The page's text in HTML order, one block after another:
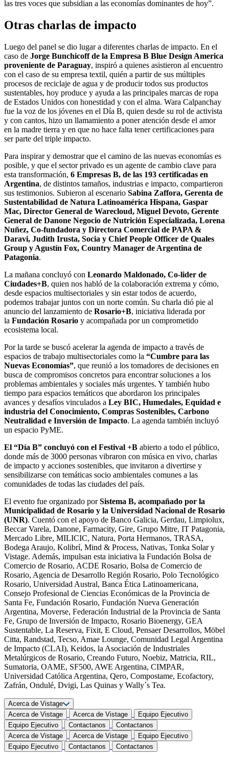
las tres voces que subsidian a las economías dominantes de hoy”.
Otras charlas de impacto
Luego del panel se dio lugar a diferentes charlas de impacto. En el
caso de Jorge Bunchicoff de la Empresa B Blue Design America
proveniente de Paraguay, inspiró a quienes asistieron al encuentro
con el caso de su empresa textil, quién a partir de sus múltiples
procesos de reciclaje de agua y de producir todos sus productos
sustentables, hoy produce y ayuda a las principales marcas de ropa
de Estados Unidos con honestidad y con el alma. Wara Calpanchay
fue la voz de los jóvenes en el Día B, quien desde su rol de activista
y con cantos, hizo un llamamiento a poner atención desde el amor
en la madre tierra y en que no hace falta tener certificaciones para
ser parte del triple impacto.
Para inspirar y demostrar que el camino de las nuevas economías es
posible, y que el sector privado es un agente de cambio clave para
esta transformación, 6 Empresas B, de las 193 certificadas en
Argentina, de distintos tamaños, industrias e impacto, compartieron
sus testimonios. Subieron al escenario Sabina Zaffora, Gerenta de
Sustentabilidad de Natura Latinoamérica Hispana, Gaspar
Mac, Director General de Warecloud, Miguel Devoto, Gerente
General de Danone Negocio de Nutrición Especializada, Lorena
Nuñez, Co-fundadora y Directora Comercial de PAPA &
Daravi, Judith Irusta, Socia y Chief People Officer de Quales
Group y Agustín Fox, Country Manager de Argentina de
Patagonia.
La mañana concluyó con Leonardo Maldonado, Co-lider de
Ciudades+B, quien nos habló de la colaboración extrema y cómo,
desde espacios multisectoriales y sin estar todos de acuerdo,
podemos trabajar juntos con un norte común. Su charla dió pie al
anuncio del lanzamiento de Rosario+B, iniciativa liderada por
la Fundación Rosario y acompañada por un comprometido
ecosistema local.
Por la tarde se buscó acelerar la agenda de impacto a través de
espacios de trabajo multisectoriales como la “Cumbre para las
Nuevas Economías”, que reunió a los tomadores de decisiones en
busca de compromisos concretos para encontrar soluciones a los
problemas ambientales y sociales más urgentes. Y también hubo
tiempo para espacios temáticos que abordaron los principales
avances y desafíos vinculados a Ley BIC, Humedales, Equidad e
industria del Conocimiento, Compras Sostenibles, Carbono
Neutralidad e Inversión de Impacto. La agenda también incluyó
un espacio PyME.
El “Día B” concluyó con el Festival +B abierto a todo el público,
donde más de 3000 personas vibraron con música en vivo, charlas
de impacto y acciones sostenibles, que invitaron a divertirse y
sensibilizarse con temáticas socio ambientales comunes a las
comunidades de todas las ciudades del país.
El evento fue organizado porSistema B, acompañado por la
Municipalidad de Rosario y la Universidad Nacional de Rosario
(UNR). Cuentó con el apoyo de Banco Galicia, Gerdau, Limpiolux,
Beccar Varela, Danone, Farmacity, Gire, Grupo Mitre, IT Patagonia,
Mercado Libre, MILICIC, Natura, Porta Hermanos, TRASA,
Bodega Araujo, Kolibrí, Mind & Process, Nativas, Tonka Solar y
Vistage. Además, impulsan esta iniciativa la Fundación Bolsa de
Comercio de Rosario, ACDE Rosario, Bolsa de Comercio de
Rosario, Agencia de Desarrollo Región Rosario, Polo Tecnológico
Rosario, Universidad Austral, Banca Ética Latinoamericana,
Consejo Profesional de Ciencias Económicas de la Provincia de
Santa Fe, Fundación Rosario, Fundación Nueva Generación
Argentina, Moverse, Federación Industrial de la Provincia de Santa
Fe, Grupo de Inversión de Impacto, Rosario Bioenergy, GEA
Sustentable, La Reserva, Fixit, E Cloud, Pensaer Desarrollos, Möbel
Citta, Randstad, Tecso, Amae Lounge, Comunidad Legal Argentina
de Impacto (CLAI), Keidos, la Asociación de Industriales
Metalúrgicos de Rosario, Creando Futuro, Noebiz, Matricia, RIL,
Sumatoria, OAME, SF500, AWE Argentina, CIMPAR,
Universidad Católica Argentina, Qero, Compostame, Ecofactory,
Zafrán, Ondulé, Dvigi, Las Quinas y Wally´s Tea.
Acerca de Vistage
Acerca de Vistage
Acerca de Vistage
Equipo Ejecutivo
Equipo Ejecutivo
Contactanos
Contactanos
Acerca de Vistage
Acerca de Vistage
Equipo Ejecutivo
Equipo Ejecutivo
Contactanos Contactanos